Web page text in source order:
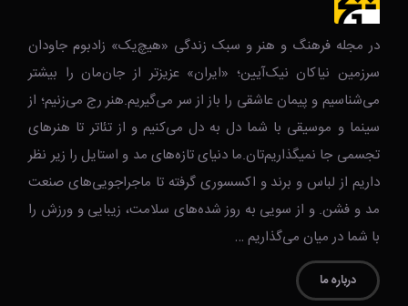
در مجله فرهنگ و هنر و سبک زندگی‌ «هیچ‌یک» زادبوم جاودان
سرزمین نیاکان نیک‌‌‌آیین؛ «ایران» عزیزتر از جان‌مان را بیشتر
می‌شناسیم و پیمان عاشقی را باز از سر می‌گیریم.هنر رج می‌زنیم؛ از
سینما و موسیقی با شما دل به دل می‌کنیم و از تئاتر تا هنرهای
تجسمی جا نمیگذاریم‌تان.ما دنیای تازه‌های مد و استایل را زیر نظر
داریم از لباس و برند و اکسسوری گرفته تا ماجراجویی‌های صنعت
مد و فشن. و از سویی به روز شده‌های سلامت، زیبایی و ورزش را
با شما در میان می‌گذاریم …
درباره ما